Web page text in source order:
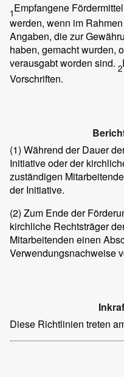
1Empfangene
werden, wenn im
Angaben, die zur
haben, gemacht wurden,
verausgabt worden sind. 2
Vorschriften.
(1) Während der Dauer
Initiative oder der
zuständigen
der Initiative.
(2) Zum Ende der
kirchliche Rechtsträger
Mitarbeitenden einen
Verwendungsnachweise
Diese Richtlinien treten